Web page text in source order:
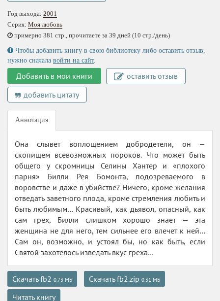
Год выхода: 2001
Серия: Моя любовь
примерно 381 стр., прочитаете за 39 дней (10 стр./день)
Чтобы добавить книгу в свою библиотеку либо оставить отзыв,
нужно сначала войти на сайт.
Добавить в мои книги
оставить отзыв
добавить цитату
Аннотация
Она слывет воплощением добродетели, он —
скопищем всевозможных пороков. Что может быть
общего у скромницы Селины Хантер и «плохого
парня» Билли Рея Бомонта, подозреваемого в
воровстве и даже в убийстве? Ничего, кроме желания
отведать заветного плода, кроме стремления любить и
быть любимым… Красивый, как дьявол, опасный, как
сам грех, Билли слишком хорошо знает — эта
женщина не для него, тем сильнее его влечет к ней…
Сам он, возможно, и устоял бы, но как быть, если
Святой захотелось изведать вкус греха…
Скачать fb2 0.73 МБ Скачать fb2.zip 0.31 МБ
Читать книгу